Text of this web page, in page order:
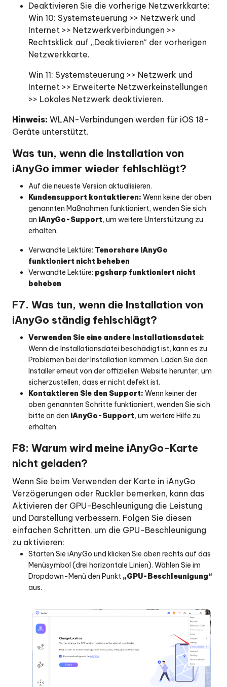
Deaktivieren Sie die vorherige Netzwerkkarte:
Win 10: Systemsteuerung >> Netzwerk und
Internet >> Netzwerkverbindungen >>
Rechtsklick auf „Deaktivieren“ der vorherigen
Netzwerkkarte.
Win 11: Systemsteuerung >> Netzwerk und
Internet >> Erweiterte Netzwerkeinstellungen
>> Lokales Netzwerk deaktivieren.
Hinweis: WLAN-Verbindungen werden für iOS 18-
Geräte unterstützt.
Was tun, wenn die Installation von
iAnyGo immer wieder fehlschlägt?
Auf die neueste Version aktualisieren.
Kundensupport kontaktieren: Wenn keine der oben
genannten Maßnahmen funktioniert, wenden Sie sich
an iAnyGo-Support, um weitere Unterstützung zu
erhalten.
Verwandte Lektüre: Tenorshare iAnyGo
funktioniert nicht beheben
Verwandte Lektüre: pgsharp funktioniert nicht
beheben
F7. Was tun, wenn die Installation von
iAnyGo ständig fehlschlägt?
Verwenden Sie eine andere Installationsdatei:
Wenn die Installationsdatei beschädigt ist, kann es zu
Problemen bei der Installation kommen. Laden Sie den
Installer erneut von der offiziellen Website herunter, um
sicherzustellen, dass er nicht defekt ist.
Kontaktieren Sie den Support: Wenn keiner der
oben genannten Schritte funktioniert, wenden Sie sich
bitte an den iAnyGo-Support, um weitere Hilfe zu
erhalten.
F8: Warum wird meine iAnyGo-Karte
nicht geladen?
Wenn Sie beim Verwenden der Karte in iAnyGo
Verzögerungen oder Ruckler bemerken, kann das
Aktivieren der GPU-Beschleunigung die Leistung
und Darstellung verbessern. Folgen Sie diesen
einfachen Schritten, um die GPU-Beschleunigung
zu aktivieren:
Starten Sie iAnyGo und klicken Sie oben rechts auf das
Menüsymbol (drei horizontale Linien). Wählen Sie im
Dropdown-Menü den Punkt „GPU-Beschleunigung“
aus.